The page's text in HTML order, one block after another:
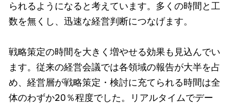
られるようになると考えています。多くの時間と工
数を無くし、迅速な経営判断につなげます。
戦略策定の時間を大きく増やせる効果も見込んでい
ます。従来の経営会議では各領域の報告が大半を占
め、経営層が戦略策定・検討に充てられる時間は全
体のわずか20％程度でした。リアルタイムでデー